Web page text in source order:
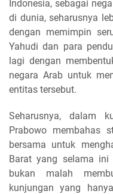
Indonesia, sebagai
di dunia, seharusnya
dengan memimpin
Yahudi dan para
lagi dengan
negara Arab untuk
entitas tersebut.
Seharusnya, dalam
Prabowo membahas
bersama untuk
Barat yang selama ini
bukan malah
kunjungan yang